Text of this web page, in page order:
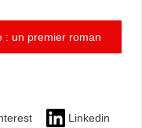
: un premier roman
Linkedin